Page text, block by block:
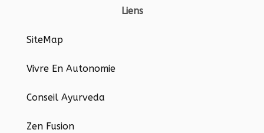
Liens
SiteMap
Vivre En Autonomie
Conseil Ayurveda
Zen Fusion